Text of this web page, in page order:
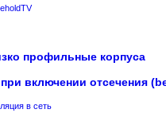
профильные корпуса
включении отсечения
в сеть